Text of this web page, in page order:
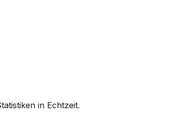
in Echtzeit.